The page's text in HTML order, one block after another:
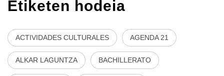
Etiketen hodeia
ACTIVIDADES CULTURALES AGENDA 21
ALKAR LAGUNTZA BACHILLERATO